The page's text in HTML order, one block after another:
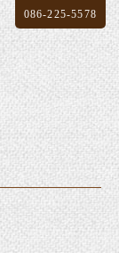
086-225-5578